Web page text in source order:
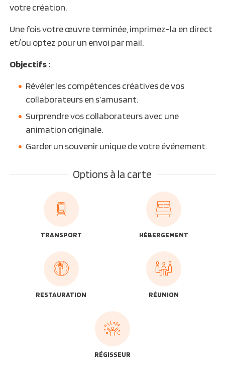
votre création.
Une fois votre œuvre terminée, imprimez-la en direct
et/ou optez pour un envoi par mail.
Objectifs :
Révéler les compétences créatives de vos
collaborateurs en s’amusant.
Surprendre vos collaborateurs avec une
animation originale.
Garder un souvenir unique de votre événement.
Options à la carte
TRANSPORT HÉBERGEMENT
RESTAURATION RÉUNION
RÉGISSEUR